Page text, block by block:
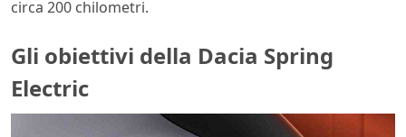
circa 200 chilometri.
Gli obiettivi della Dacia Spring
Electric